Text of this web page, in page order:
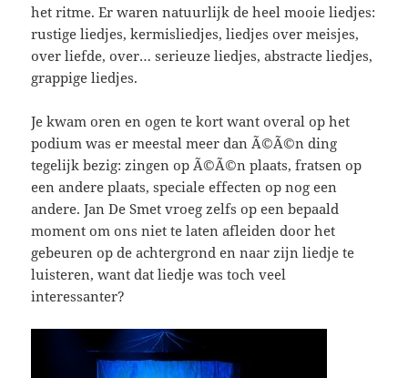
het ritme. Er waren natuurlijk de heel mooie liedjes:
rustige liedjes, kermisliedjes, liedjes over meisjes,
over liefde, over… serieuze liedjes, abstracte liedjes,
grappige liedjes.
Je kwam oren en ogen te kort want overal op het
podium was er meestal meer dan Ã©Ã©n ding
tegelijk bezig: zingen op Ã©Ã©n plaats, fratsen op
een andere plaats, speciale effecten op nog een
andere. Jan De Smet vroeg zelfs op een bepaald
moment om ons niet te laten afleiden door het
gebeuren op de achtergrond en naar zijn liedje te
luisteren, want dat liedje was toch veel
interessanter?